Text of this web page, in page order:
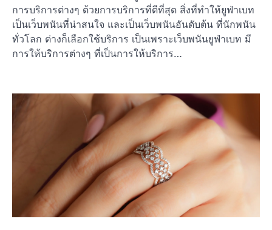
การบริการต่างๆ ด้วยการบริการที่ดีที่สุด สิ่งที่ทำให้ยูฟ่าเบท
เป็นเว็บพนันที่น่าสนใจ และเป็นเว็บพนันอันดับต้น ที่นักพนัน
ทั่วโลก ต่างก็เลือกใช้บริการ เป็นเพราะเว็บพนันยูฟ่าเบท มี
การให้บริการต่างๆ ที่เป็นการให้บริการ…